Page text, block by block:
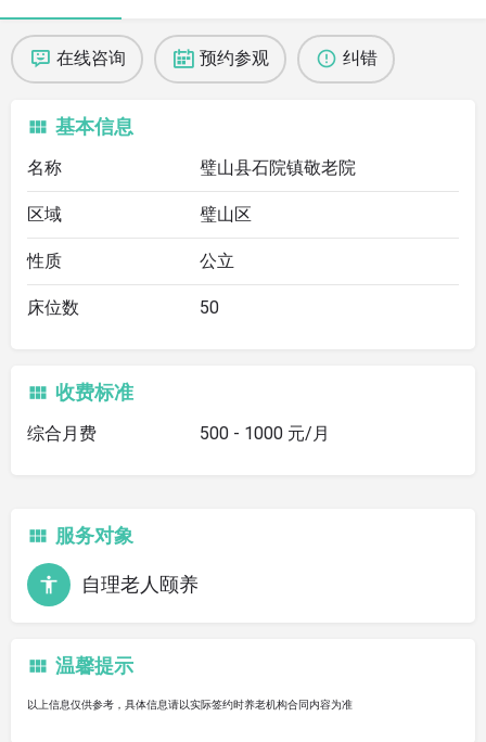
在线咨询 预约参观 纠错
基本信息
名称 璧山县石院镇敬老院
区域 璧山区
性质 公立
床位数 50
收费标准
综合月费 500 - 1000 元/月
服务对象
自理老人颐养
温馨提示
以上信息仅供参考，具体信息请以实际签约时养老机构合同内容为准